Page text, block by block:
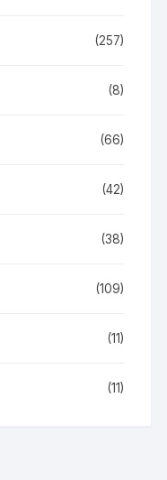
(257)
(8)
(66)
(42)
(38)
(109)
(11)
(11)